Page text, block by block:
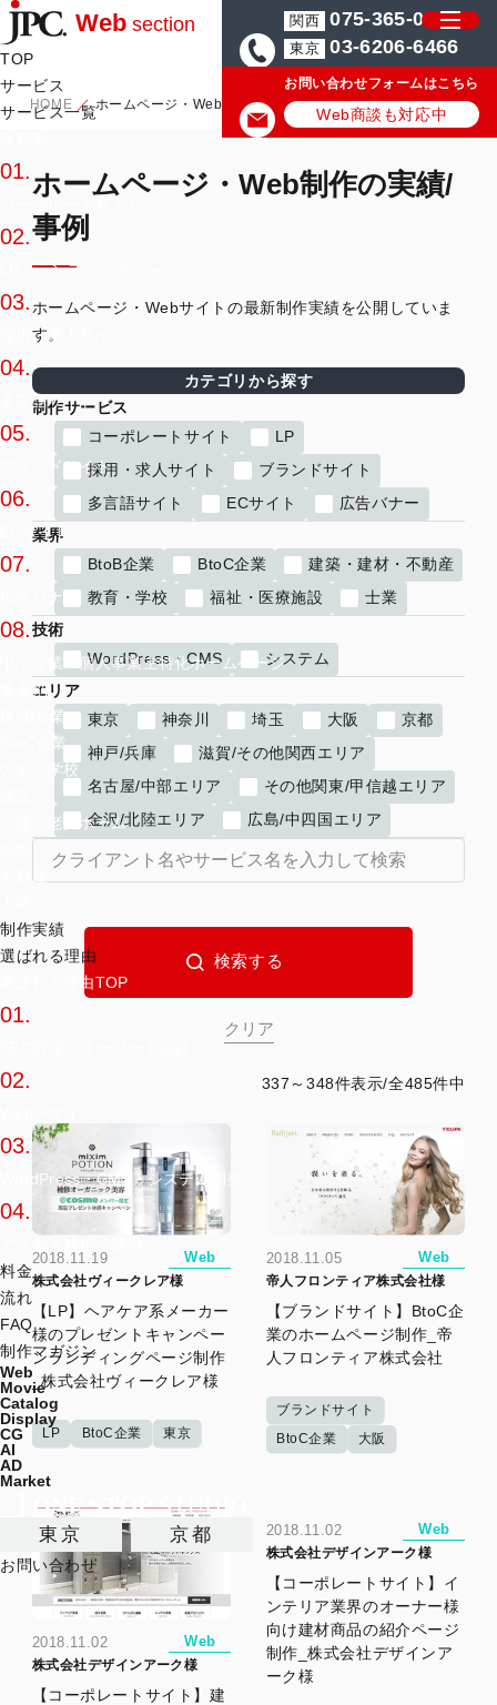
Web section
TOP
サービス
サービス一覧
01.
02.
LP・ランディングページ
03.
採用・求人サイト
04.
多言語サイト
05.
ブランドサイト
06.
ECサイト
07.
広告バナー
08.
中小企業・個人事業主特化ホームページ
業界別
BtoB企業
BtoC企業
大学・学校
介護・老人ホーム
不動産
制作実績
選ばれる理由
選ばれる理由TOP
01.
02.
03.
WordPress・CMS・システム開発
04.
料金
流れ
FAQ
制作マガジン
Web
Movie
Catalog
Display
CG
AI
AD
Market
東京 京都
お問い合わせ
関西 075-365-0571
東京 03-6206-6466
お問い合わせフォームはこちら
Web商談も対応中
HOME ホームページ・Web制作の実績/事例
ホームページ・Web制作の実績/
事例
ホームページ・Webサイトの最新制作実績を公開していま
す。
カテゴリから探す
制作サービス
コーポレートサイト
LP
採用・求人サイト
ブランドサイト
多言語サイト
ECサイト
広告バナー
業界
BtoB企業
BtoC企業
建築・建材・不動産
教育・学校
福祉・医療施設
士業
技術
WordPress・CMS
システム
エリア
東京
神奈川 埼玉 大阪
京都
神戸/兵庫
滋賀/その他関西エリア
名古屋/中部エリア
その他関東/甲信越エリア
金沢/北陸エリア
広島/中四国エリア
337～348件表示/全485件中
2018.11.19 Web
株式会社ヴィークレア様
【LP】ヘアケア系メーカー
様のプレゼントキャンペー
ンランディングページ制作
_株式会社ヴィークレア様
LP BtoC企業 東京
2018.11.05 Web
帝人フロンティア株式会社様
【ブランドサイト】BtoC企
業のホームページ制作_帝
人フロンティア株式会社
ブランドサイト
BtoC企業
大阪
2018.11.02 Web
株式会社デザインアーク様
【コーポレートサイト】建
2018.11.02 Web
株式会社デザインアーク様
【コーポレートサイト】イ
ンテリア業界のオーナー様
向け建材商品の紹介ページ
制作_株式会社デザインア
ーク様